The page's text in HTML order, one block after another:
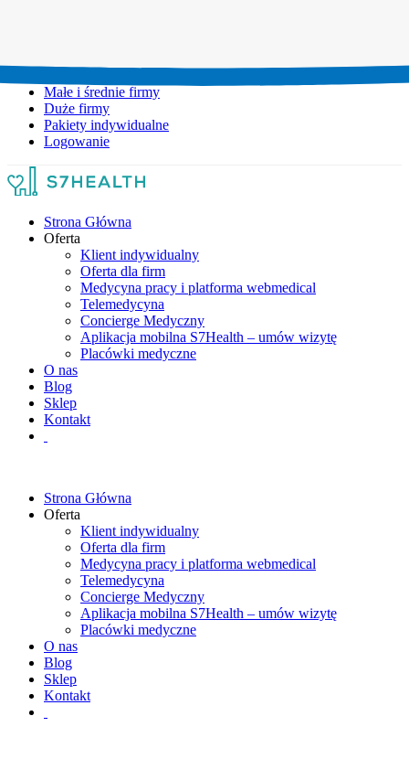
Małe i średnie firmy
Duże firmy
Pakiety indywidualne
Logowanie
Strona Główna
Oferta
Klient indywidualny
Oferta dla firm
Medycyna pracy i platforma webmedical
Telemedycyna
Concierge Medyczny
Aplikacja mobilna S7Health – umów wizytę
Placówki medyczne
O nas
Blog
Sklep
Kontakt
Strona Główna
Oferta
Klient indywidualny
Oferta dla firm
Medycyna pracy i platforma webmedical
Telemedycyna
Concierge Medyczny
Aplikacja mobilna S7Health – umów wizytę
Placówki medyczne
O nas
Blog
Sklep
Kontakt